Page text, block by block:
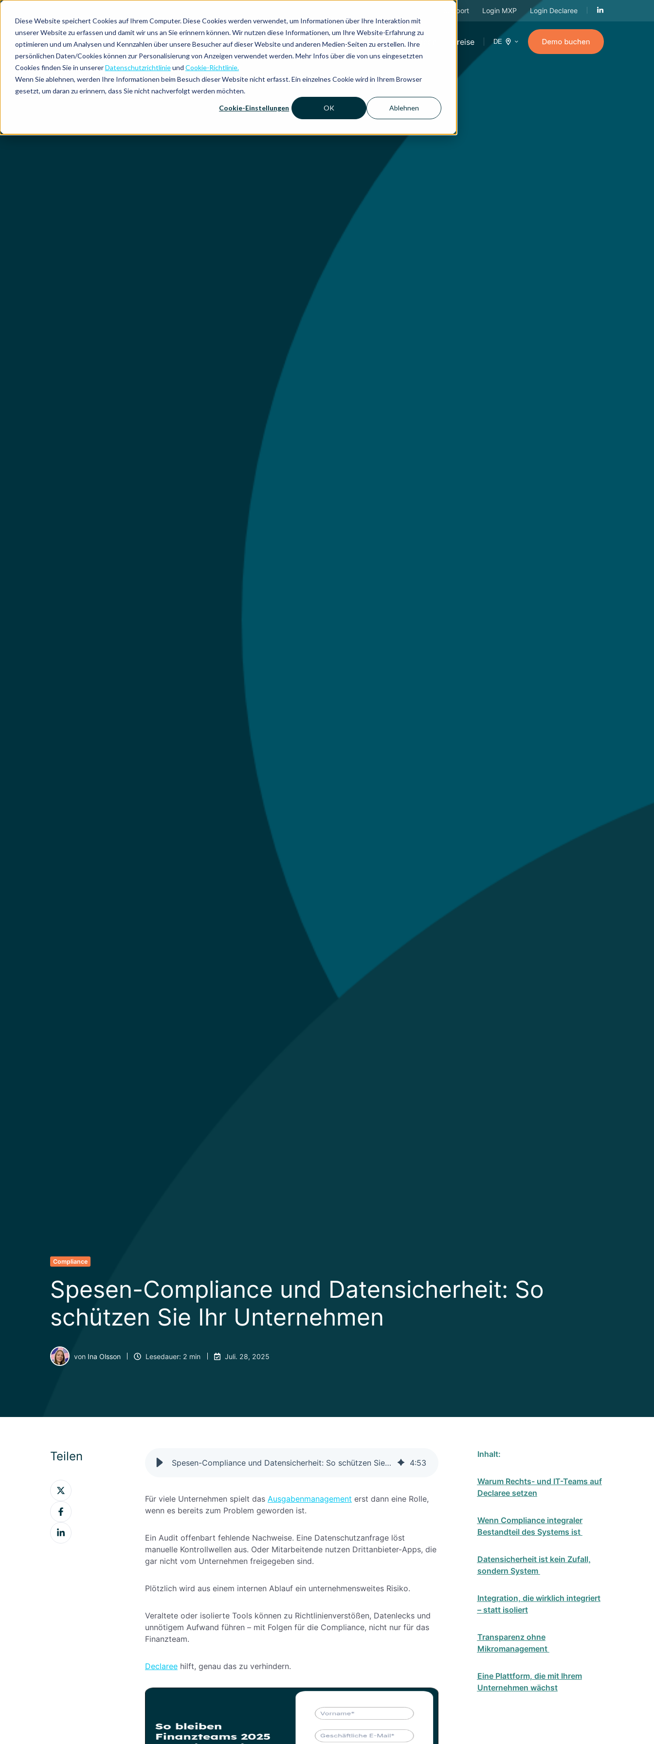
Diese Website speichert Cookies auf Ihrem Computer. Diese Cookies werden verwendet, um Informationen über Ihre Interaktion mit
unserer Website zu erfassen und damit wir uns an Sie erinnern können. Wir nutzen diese Informationen, um Ihre Website-Erfahrung zu
optimieren und um Analysen und Kennzahlen über unsere Besucher auf dieser Website und anderen Medien-Seiten zu erstellen. Ihre
persönlichen Daten/Cookies können zur Personalisierung von Anzeigen verwendet werden. Mehr Infos über die von uns eingesetzten
Cookies finden Sie in unsererDatenschutzrichtlinieund Cookie-Richtlinie.
Wenn Sie ablehnen, werden Ihre Informationen beim Besuch dieser Website nicht erfasst. Ein einzelnes Cookie wird in Ihrem Browser
gesetzt, um daran zu erinnern, dass Sie nicht nachverfolgt werden möchten.
Cookie-Einstellungen OK Ablehnen
Support Login MXP Login Declaree
Plattform
Ausgabentransparenz
Reisemanagement
Kilometererfassung
Tracking
Einhaltung
der
Ausgabenrichtlinie
Lösungen
Lösungen
Nach
Unternehmensgröße
Mittelständische Unternehmen
Nach
Region
Europa
Nach
Produkt
Declaree
Vorteile
Unser
europäischer
Fokus
Automatisiertes
Ausgabenmanagement
Rechtskonforme
Integrationen
Marktplatz
Über uns
Ressourcen
Demovideo
ROI-
Rechner
Blog
Newsletter
Webinare
und
Events
Erfolgsgeschichten
Compliance
Center
Leitfäden
Preise
Preise
DE
Compliance
Spesen-Compliance und Datensicherheit: So
schützen Sie Ihr Unternehmen
von Ina Olsson Lesedauer: 2 min Juli. 28, 2025
Spesen-Compliance und Datensicherheit: So schützen Sie Ihr Unternehmen 4:53
Für viele Unternehmen spielt das Ausgabenmanagement erst dann eine Rolle,
wenn es bereits zum Problem geworden ist.
Ein Audit offenbart fehlende Nachweise. Eine Datenschutzanfrage löst
manuelle Kontrollwellen aus. Oder Mitarbeitende nutzen Drittanbieter-Apps, die
gar nicht vom Unternehmen freigegeben sind.
Plötzlich wird aus einem internen Ablauf ein unternehmensweites Risiko.
Veraltete oder isolierte Tools können zu Richtlinienverstößen, Datenlecks und
unnötigem Aufwand führen – mit Folgen für die Compliance, nicht nur für das
Finanzteam.
Declaree hilft, genau das zu verhindern.
Inhalt:
Warum Rechts- und IT-Teams auf
Declaree setzen
Wenn Compliance integraler
Bestandteil des Systems ist
Datensicherheit ist kein Zufall,
sondern System
Integration, die wirklich integriert
– statt isoliert
Transparenz ohne
Mikromanagement
Eine Plattform, die mit Ihrem
Unternehmen wächst
Teilen
Auf
Twitter
teilen
Auf
Facebook
teilen
Auf
LinkedIn